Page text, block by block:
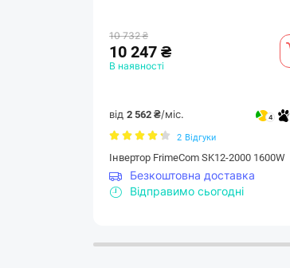
10 732 ₴
10 247 ₴
В наявності
від 2 562 ₴/міс. 4
2 Відгуки
Інвертор FrimeCom SK12-2000 1600W
Безкоштовна доставка
Відправимо сьогодні